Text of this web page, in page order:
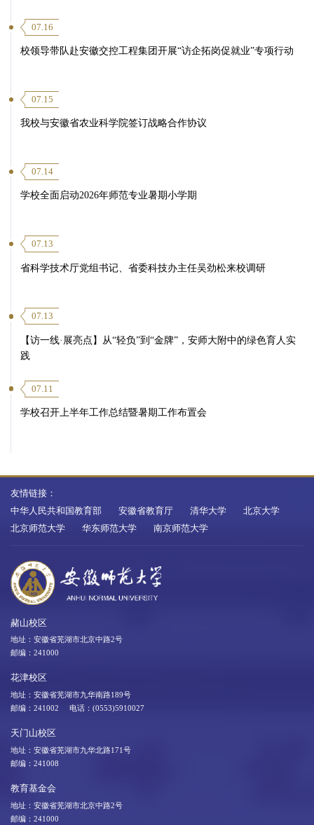
07.16
校领导带队赴安徽交控工程集团开展“访企拓岗促就业”专项行动
07.15
我校与安徽省农业科学院签订战略合作协议
07.14
学校全面启动2026年师范专业暑期小学期
07.13
省科学技术厅党组书记、省委科技办主任吴劲松来校调研
07.13
【访一线·展亮点】从“轻负”到“金牌”，安师大附中的绿色育人实
践
07.11
学校召开上半年工作总结暨暑期工作布置会
友情链接：
中华人民共和国教育部
安徽省教育厅 清华大学
北京大学
北京师范大学
华东师范大学 南京师范大学
赭山校区
地址：安徽省芜湖市北京中路2号
邮编：241000
花津校区
地址：安徽省芜湖市九华南路189号
邮编：241002 电话：(0553)5910027
天门山校区
地址：安徽省芜湖市九华北路171号
邮编：241008
教育基金会
地址：安徽省芜湖市北京中路2号
邮编：241000